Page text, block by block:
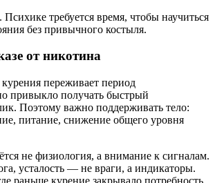
требуется время, чтобы научиться
без привычного костыля.
от никотина
переживает период
привыкло получать быстрый
Поэтому важно поддерживать тело:
питание, снижение общего уровня
не физиология, а внимание к сигналам.
усталость — не враги, а индикаторы.